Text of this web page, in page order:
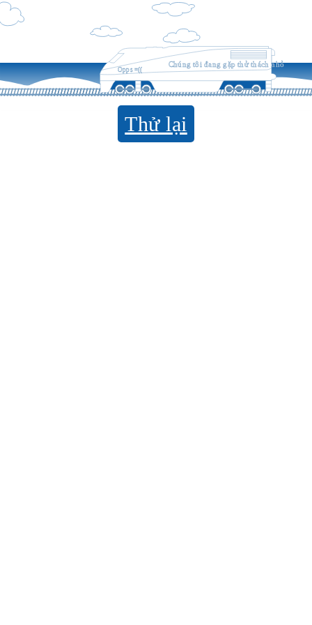
Opps =((
Chúng tôi đang gặp thử thách nhỏ
Thử lại